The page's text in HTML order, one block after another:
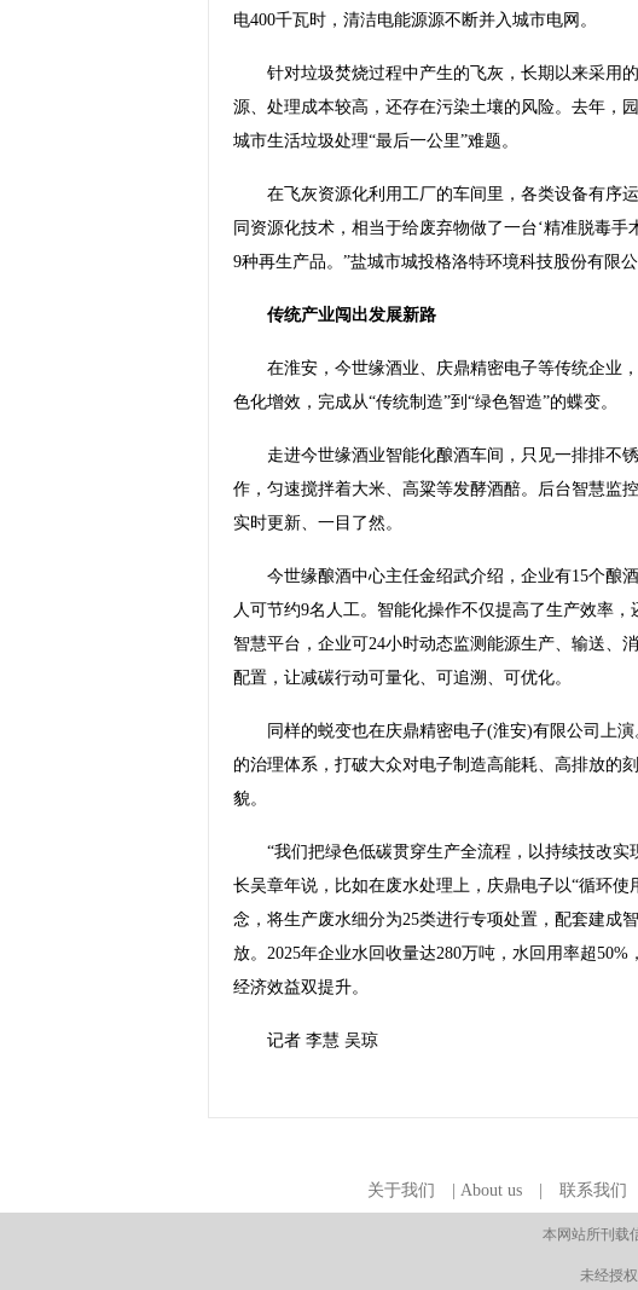
电400千瓦时，清洁电能源源不断并入城市电网。
针对垃圾焚烧过程中产生的飞灰，长期以来采用的
源、处理成本较高，还存在污染土壤的风险。去年，
城市生活垃圾处理“最后一公里”难题。
在飞灰资源化利用工厂的车间里，各类设备有序运
同资源化技术，相当于给废弃物做了一台‘精准脱毒
9种再生产品。”盐城市城投格洛特环境科技股份有限
传统产业闯出发展新路
在淮安，今世缘酒业、庆鼎精密电子等传统企业
色化增效，完成从“传统制造”到“绿色智造”的蝶变。
走进今世缘酒业智能化酿酒车间，只见一排排不
作，匀速搅拌着大米、高粱等发酵酒醅。后台智慧监
实时更新、一目了然。
今世缘酿酒中心主任金绍武介绍，企业有15个酿
人可节约9名人工。智能化操作不仅提高了生产效率
智慧平台，企业可24小时动态监测能源生产、输送、
配置，让减碳行动可量化、可追溯、可优化。
同样的蜕变也在庆鼎精密电子(淮安)有限公司上演
的治理体系，打破大众对电子制造高能耗、高排放的
貌。
“我们把绿色低碳贯穿生产全流程，以持续技改实
长吴章年说，比如在废水处理上，庆鼎电子以“循环
念，将生产废水细分为25类进行专项处置，配套建成
放。2025年企业水回收量达280万吨，水回用率超
经济效益双提升。
记者 李慧 吴琼
关于我们 About us| 联系我们
本网站所刊载
未经授